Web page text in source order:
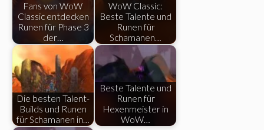
Fans von WoW
Classic entdecken
Runen für Phase 3
der…
WoW Classic:
Beste Talente und
Runen für
Schamanen…
Die besten Talent-
Builds und Runen
für Schamanen in…
Beste Talente und
Runen für
Hexenmeister in
WoW…